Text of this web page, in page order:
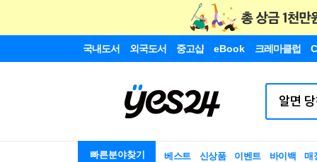
국내도서 외국도서 중고샵 eBook 크레마클럽
빠른분야찾기 베스트 신상품 이벤트 바이백 매